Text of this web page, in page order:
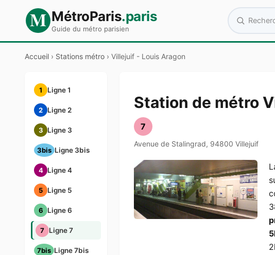
M MétroParis.paris
Guide du métro parisien
Accueil › Stations métro › Villejuif - Louis Aragon
1 Ligne 1
2 Ligne 2
3 Ligne 3
3bis Ligne 3bis
4 Ligne 4
5 Ligne 5
6 Ligne 6
7 Ligne 7
7bis Ligne 7bis
Station de métro
7
Avenue de Stalingrad, 94800 Villejuif